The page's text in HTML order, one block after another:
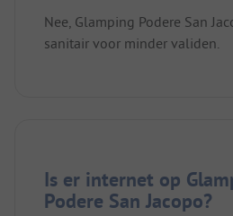
Nee, Glamping Podere San
sanitair voor minder validen.
Is er internet op
Podere San Jacopo?